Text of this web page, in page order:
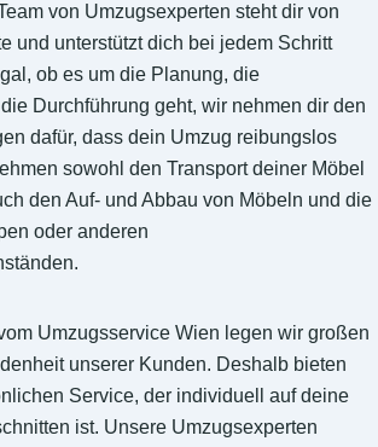
von Umzugsexperten steht dir von
und unterstützt dich bei jedem Schritt
ob es um die Planung, die
Durchführung geht, wir nehmen dir den
dafür, dass dein Umzug reibungslos
sowohl den Transport deiner Möbel
den Auf- und Abbau von Möbeln und die
oder anderen
Umzugsservice Wien legen wir großen
unserer Kunden. Deshalb bieten
Service, der individuell auf deine
ist. Unsere Umzugsexperten